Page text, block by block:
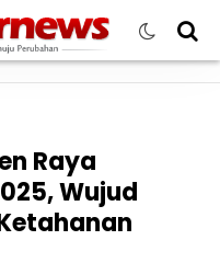
Raya
Wujud